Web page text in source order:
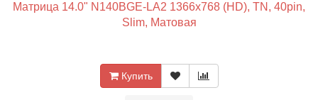
Матрица 14.0" N140BGE-LA2 1366x768 (HD), TN, 40pin,
Slim, Матовая
Купить